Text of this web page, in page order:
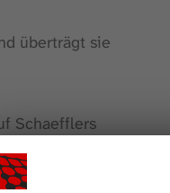
überträgt sie
Schaefflers